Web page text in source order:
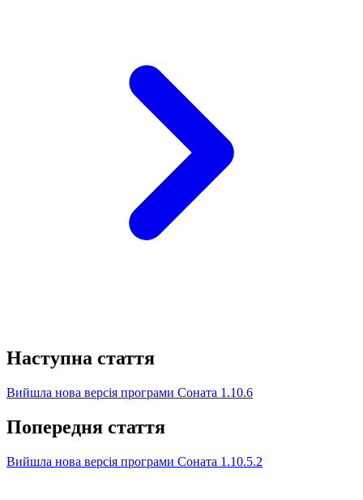
Наступна стаття
Вийшла нова версія програми Соната 1.10.6
Попередня стаття
Вийшла нова версія програми Соната 1.10.5.2